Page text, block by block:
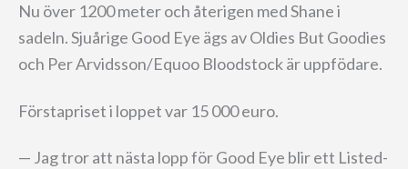
Nu över 1200 meter och återigen med Shane i
sadeln. Sjuårige Good Eye ägs av Oldies But Goodies
och Per Arvidsson/Equoo Bloodstock är uppfödare.
Förstapriset i loppet var 15 000 euro.
— Jag tror att nästa lopp för Good Eye blir ett Listed-